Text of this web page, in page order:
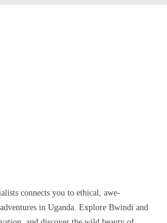
connects you to ethical, awe-
in Uganda. Explore Bwindi and